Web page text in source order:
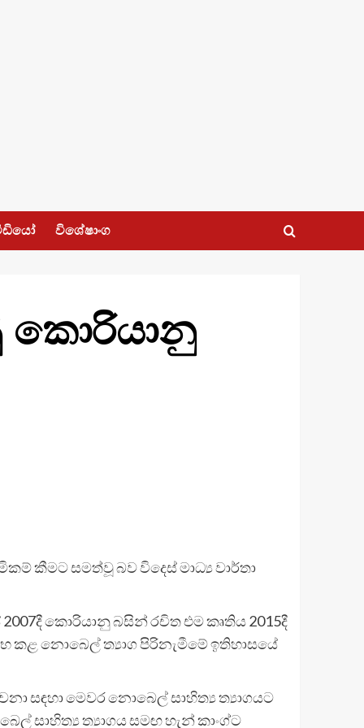
විශේෂාංග
කොරියානු
කීමට සමත්වූ බව විදෙස් මාධ්‍ය වාර්තා
කොරියානු බසින් රචිත එම කෘතිය 2015දී
කළ නොබෙල් ත්‍යාග පිරිනැමීමේ ඉතිහාසයේ
සඳහා මෙවර නොබෙල් සාහිත්‍ය ත්‍යාගයට
සාහිත්‍ය ත්‍යාගය සමඟ හැන් කාංග්ට